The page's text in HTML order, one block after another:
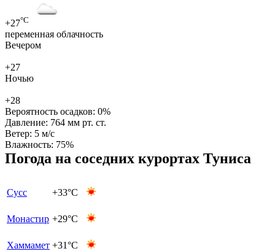
+27°C
переменная облачность
Вечером
+27
Ночью
+28
Вероятность осадков: 0%
Давление: 764 мм рт. ст.
Ветер: 5 м/с
Влажность: 75%
Погода на соседних курортах Туниса
Сусс +33°C
Монастир +29°C
Хаммамет +31°C